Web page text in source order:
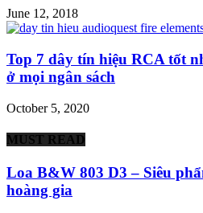
June 12, 2018
Top 7 dây tín hiệu RCA tốt
ở mọi ngân sách
October 5, 2020
MUST READ
Loa B&W 803 D3 – Siêu
hoàng gia